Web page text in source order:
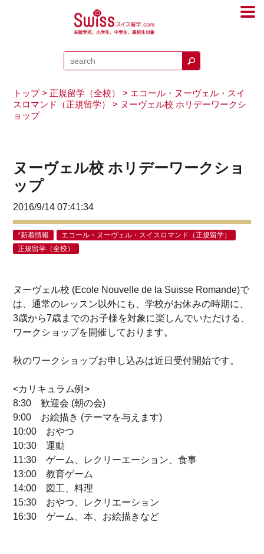
トップ> 正規留学（全校） > エコール・ヌーヴェル・スイ
スロマンド（正規留学）
> ヌーヴェル校 ホリデーワークシ
ョップ
ヌーヴェル校 ホリデーワークショ
ップ
2016/9/14 07:41:34
*新着情報
エコール・ヌーヴェル・スイスロマンド（正規留学）
正規留学（全校）
ヌーヴェル校 (Ecole Nouvelle de la Suisse Romande)で
は、通常のレッスン以外にも、学校がお休みの時期に、
3歳から7歳までのお子様を対象に楽しんでいただける、
ワークショップを開催しております。
秋のワークショップお申し込みは近日受付開始です。
<カリキュラム例>
8:30 歓迎会 (朝の会)
9:00 お絵描き (テーマを与えます)
10:00 おやつ
10:30 運動
11:30 ゲーム、レクリーエーション、食事
13:00 教育ゲーム
14:00 図工、料理
15:30 おやつ、レクリエーション
16:30 ゲーム、本、お絵描きなど